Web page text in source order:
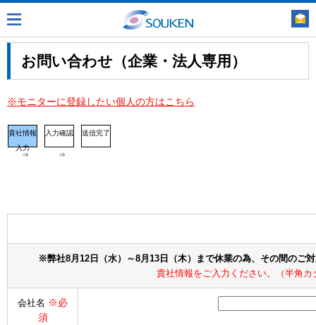
お問い合わせ（企業・法人専用）
※モニターに登録したい個人の方はこちら
貴社情報
入力
⇒
入力確認
⇒
送信完了
※弊社8月12日（水）～8月13日（木）まで休業の為、その間のご
貴社情報をご入力ください。（半角
会社名 ※必
須